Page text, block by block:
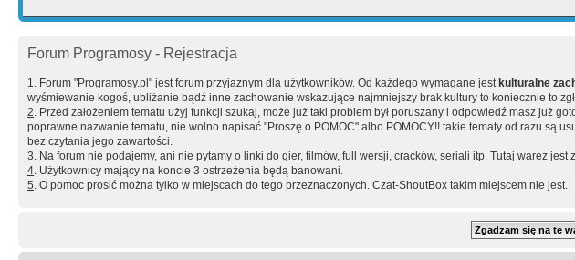
Forum Programosy - Rejestracja
1. Forum "Programosy.pl" jest forum przyjaznym dla użytkowników. Od każdego wymagane jest kulturalne
wyśmiewanie kogoś, ubliżanie bądź inne zachowanie wskazujące najmniejszy brak kultury to koniecznie to
2. Przed założeniem tematu użyj funkcji szukaj, może już taki problem był poruszany i odpowiedź masz już
poprawne nazwanie tematu, nie wolno napisać "Proszę o POMOC" albo POMOCY!! takie tematy od razu są
bez czytania jego zawartości.
3. Na forum nie podajemy, ani nie pytamy o linki do gier, filmów, full wersji, cracków, seriali itp. Tutaj warez jest
4. Użytkownicy mający na koncie 3 ostrzeżenia będą banowani.
5. O pomoc prosić można tylko w miejscach do tego przeznaczonych. Czat-ShoutBox takim miejscem nie jest.